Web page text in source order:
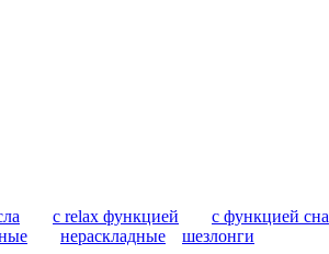
с relax функцией с функцией сна
нераскладные
шезлонги